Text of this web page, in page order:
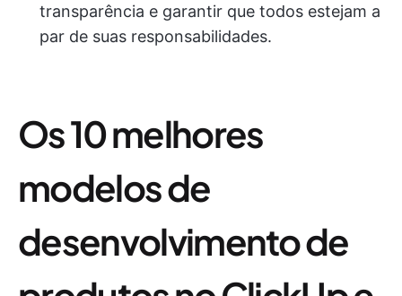
transparência e garantir que todos estejam a
par de suas responsabilidades.
Os 10 melhores
modelos de
desenvolvimento de